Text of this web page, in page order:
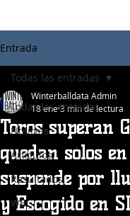
Entrada
Todas las entradas
Noticias
Articulos
Resultados
WBC
Todas las entradas
Toros superan
quedan sólos
suspende por
y Escogido en
Winterballdata Admin
18 ene3 min de lectura